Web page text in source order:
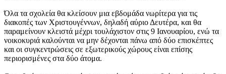
Όλα τα σχολεία θα κλείσουν μια εβδομάδα νωρίτερα για τις
διακοπές των Χριστουγέννων, δηλαδή αύριο Δευτέρα, και θα
παραμείνουν κλειστά μέχρι τουλάχιστον στις 9 Ιανουαρίου, ενώ τα
νοικοκυριά καλούνται να μην δέχονται πάνω από δύο επισκέπτες
και οι συγκεντρώσεις σε εξωτερικούς χώρους είναι επίσης
περιορισμένες στα δύο άτομα.